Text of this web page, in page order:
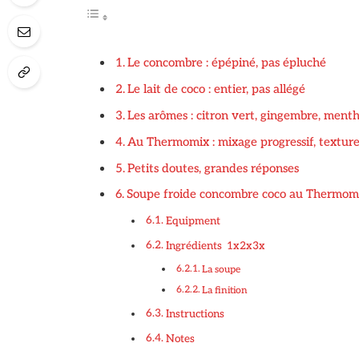
Le concombre : épépiné, pas épluché
Le lait de coco : entier, pas allégé
Les arômes : citron vert, gingembre,
Au Thermomix : mixage progressif,
Petits doutes, grandes réponses
Soupe froide concombre coco au
Equipment
Ingrédients 1x2x3x
La soupe
La finition
Instructions
Notes